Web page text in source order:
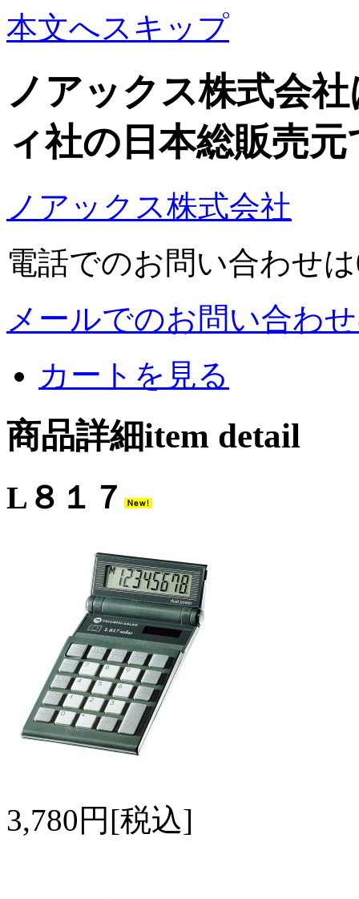
本文へスキップ
ノアックス株式会
ィ社の日本総販売
ノアックス株式会社
電話でのお問い合わせは
メールでのお問い合わ
カートを見る
商品詳細item detail
L８１７
3,780円[税込]